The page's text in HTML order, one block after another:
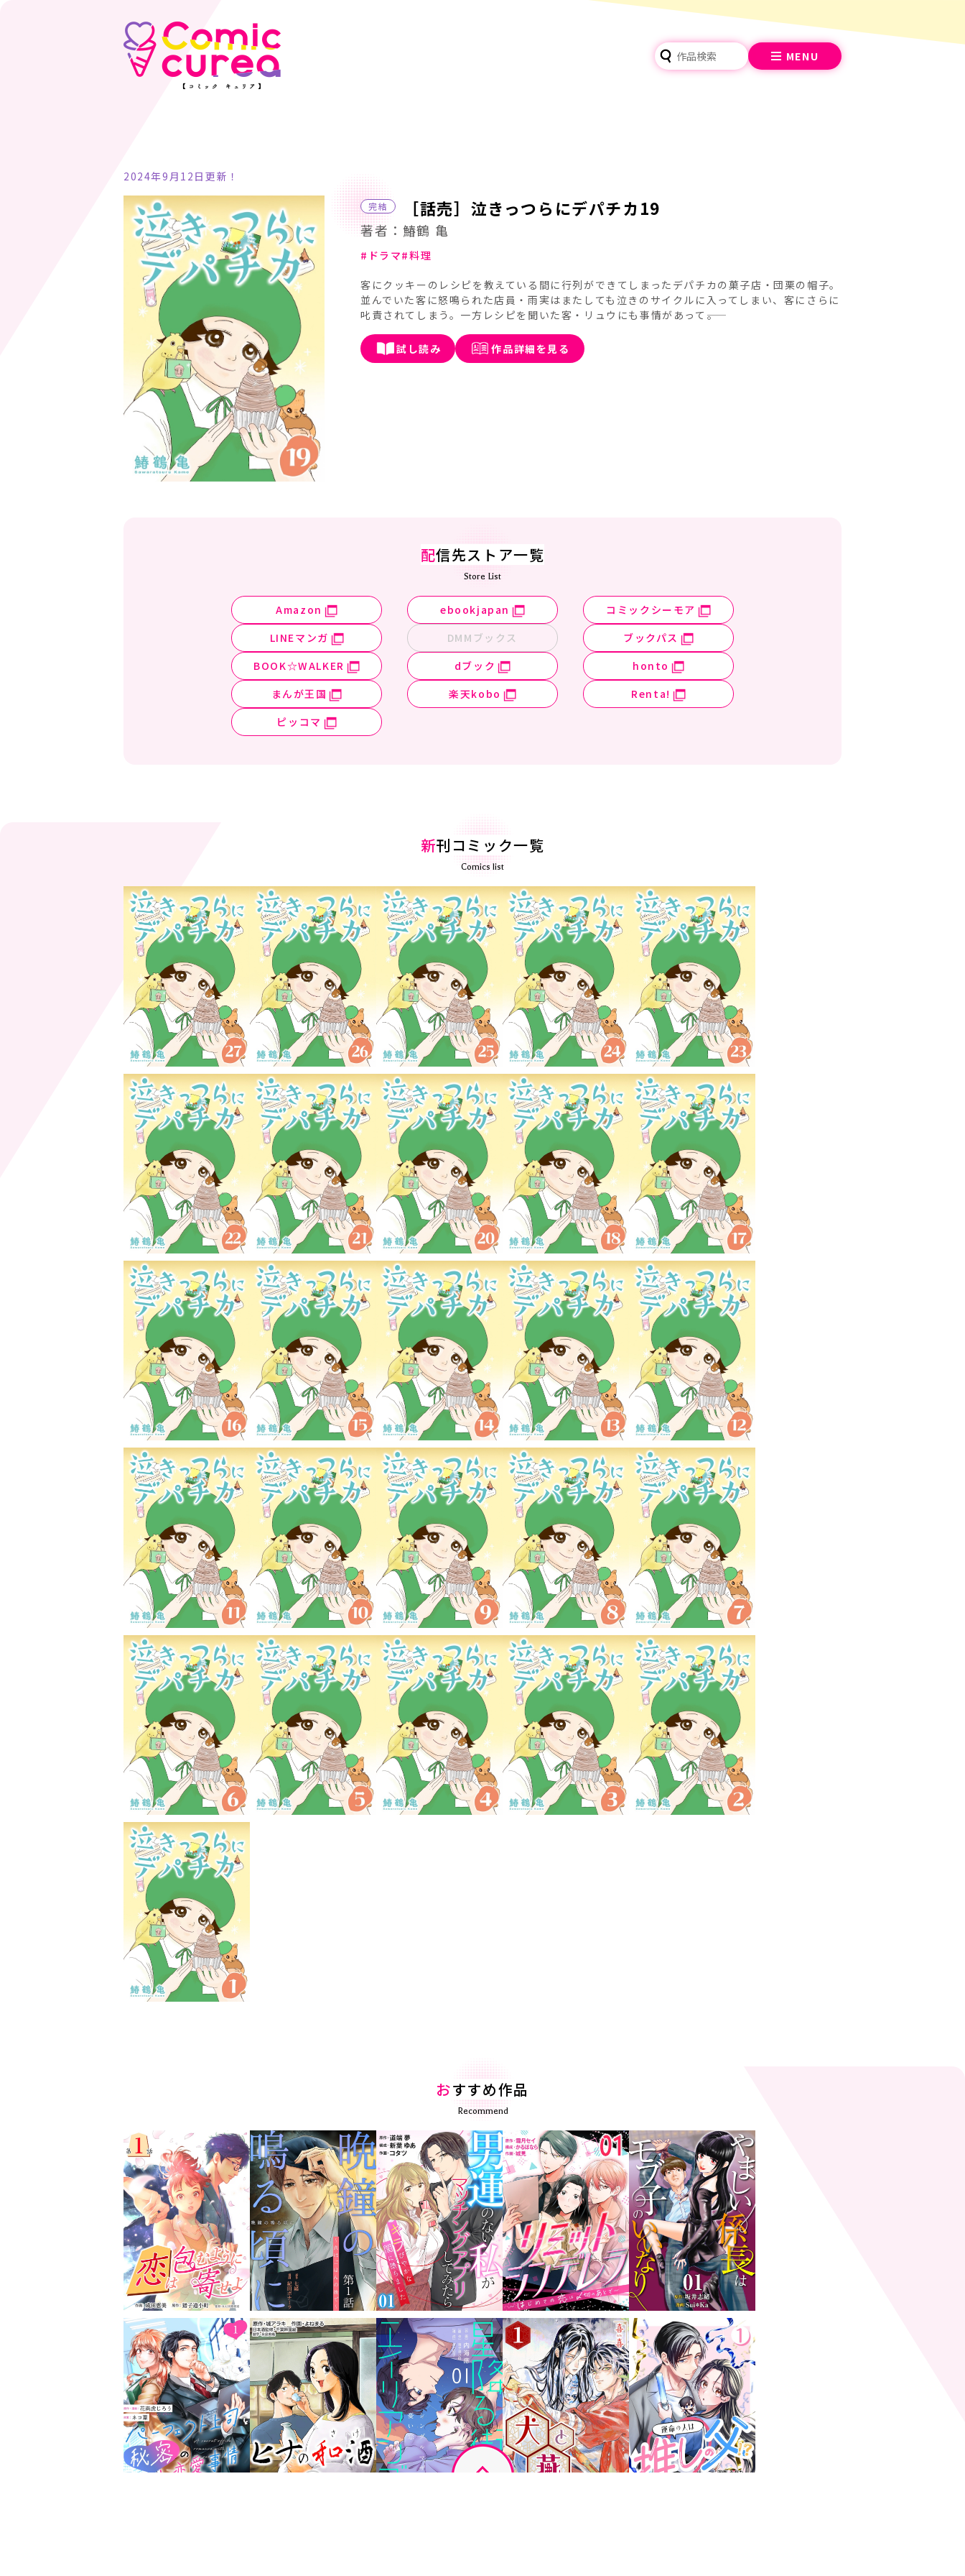
MENU
2024年9月12日更新！
完結 ［話売］泣きっつらにデパチカ19
著者：鰆鶴 亀
ドラマ 料理
客にクッキーのレシピを教えている間に行列ができてしまったデパチカの菓子店・団栗の帽子。
並んでいた客に怒鳴られた店員・雨実はまたしても泣きのサイクルに入ってしまい、客にさらに
叱責されてしまう。一方レシピを聞いた客・リュウにも事情があって――。
試し読み 作品詳細を見る
配信先ストア一覧
Store List
Amazon ebookjapan
コミックシーモア
LINEマンガ
DMMブックス
ブックパス
BOOK☆WALKER
dブック
honto
まんが王国
楽天kobo
Renta!
ピッコマ
新刊コミック一覧
Comics list
おすすめ作品
Recommend